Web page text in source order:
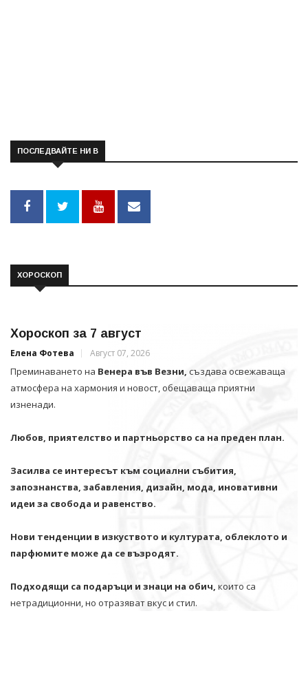
ПОСЛЕДВАЙТЕ НИ В
ХОРОСКОП
Хороскоп за 7 август
Елена Фотева Август 07, 2026
Преминаването на Венера във Везни, създава освежаваща
атмосфера на хармония и новост, обещаваща приятни
изненади.
Любов, приятелство и партньорство са на преден план.
Засилва се интересът към социални събития,
запознанства, забавления, дизайн, мода, иновативни
идеи за свобода и равенство.
Нови тенденции в изкуството и културата, облеклото и
парфюмите може да се възродят.
Подходящи са подаръци и знаци на обич, които са
нетрадиционни, но отразяват вкус и стил.